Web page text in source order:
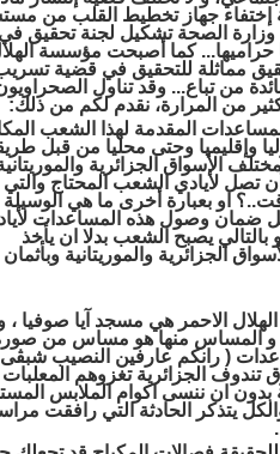
إختفاء جهاز تخطيط القلب من
وزارة الصحة تشكيل لجنة تحقيق
حراميها... كما أصبحت مؤسسة
مماثلة للتحقيق في قضية
من تباع... وقد تناول
من المرارة، نقدم لكم من ذلك:
المقدمة لهذا الشعب
وإقليميا وحتى محليا من قبل
الأسواق الجزائرية
تصل لأيادي الشعب المحتاج
او بعبارة أخرى ما هي الوسيلة
ضمان وصول هذه المساعدات
يصبح الشعب بدلا ان يأخذ
الجزائرية والموريتانية وبأثمان
الاحمر هي مسجد آيا صوفيا ، و
، و المساس منها هو مساس من
( رانكم عارفين النصيب
الجزائرية تغزوهم
بدون ان ننسى اكوام الملابس
يتذكر الحادثة التي رافقت